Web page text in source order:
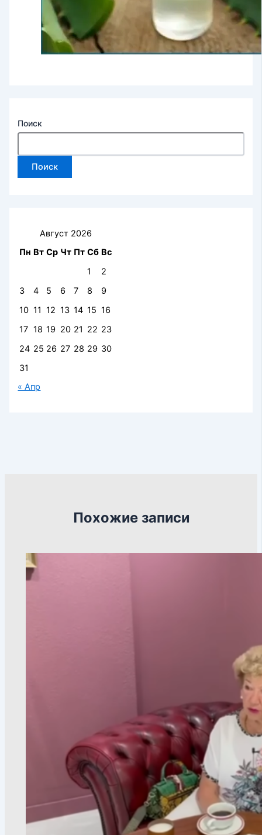
Поиск
Поиск
Август 2026
Пн Вт Ср Чт Пт Сб Вс
1
2
3
4 5 6 7 8
9
10 11 12 13 14 15 16
17 18 19 20 21 22 23
24 25 26 27 28 29 30
31
« Апр
Похожие записи